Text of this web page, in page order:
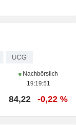
UCG
Nachbörslich
19:19:51
84,22 -0,22 %